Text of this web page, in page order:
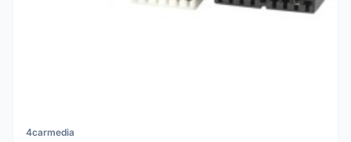
4carmedia